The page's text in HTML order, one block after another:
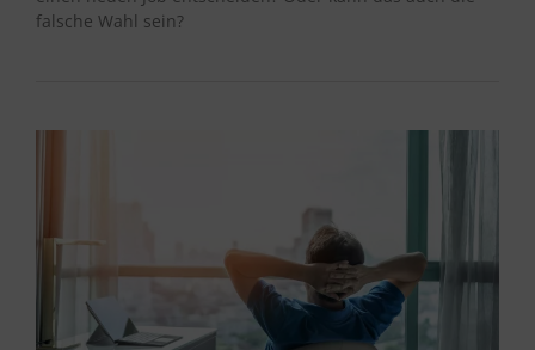
falsche Wahl sein?